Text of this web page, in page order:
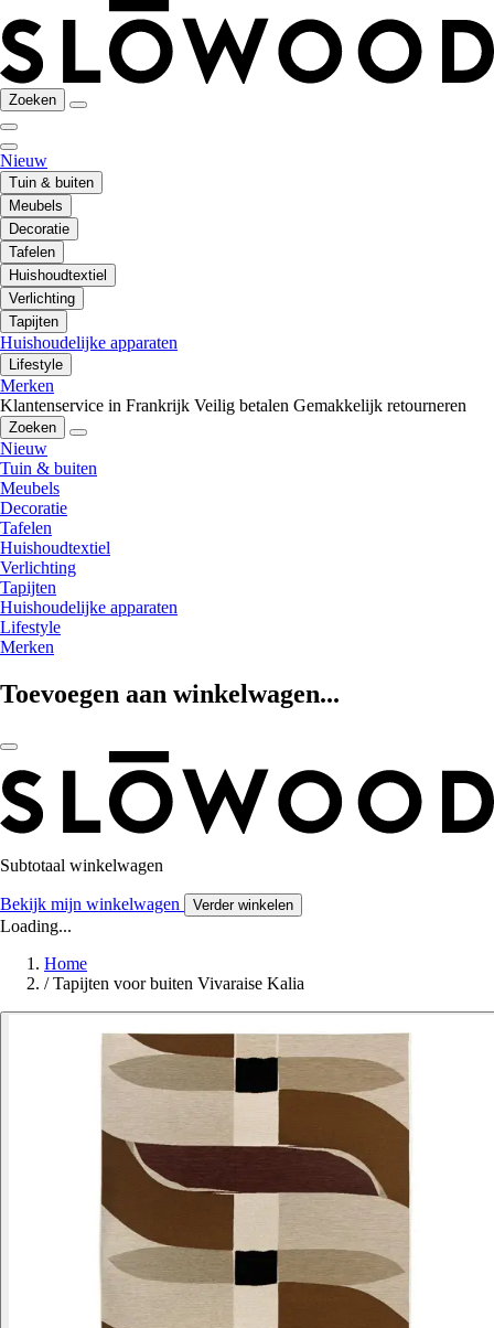
Zoeken
Nieuw
Tuin & buiten
Meubels
Decoratie
Tafelen
Huishoudtextiel
Verlichting
Tapijten
Huishoudelijke apparaten
Lifestyle
Merken
Klantenservice in Frankrijk Veilig betalen Gemakkelijk retourneren
Zoeken
Nieuw
Tuin & buiten
Meubels
Decoratie
Tafelen
Huishoudtextiel
Verlichting
Tapijten
Huishoudelijke apparaten
Lifestyle
Merken
Toevoegen aan winkelwagen...
Subtotaal winkelwagen
Bekijk mijn winkelwagen Verder winkelen
Loading...
Home
/ Tapijten voor buiten Vivaraise Kalia